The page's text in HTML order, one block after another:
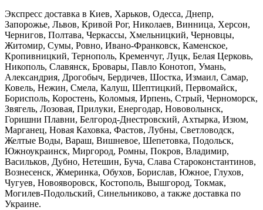
Экспресс доставка в Киев, Харьков, Одесса, Днепр,
Запорожье, Львов, Кривой Рог, Николаев, Винница, Херсон,
Чернигов, Полтава, Черкассы, Хмельницкий, Черновцы,
Житомир, Сумы, Ровно, Ивано-Франковск, Каменское,
Кропивницкий, Тернополь, Кременчуг, Луцк, Белая Церковь,
Никополь, Славянск, Бровары, Павло Конотоп, Умань,
Александрия, Дрогобыч, Бердичев, Шостка, Измаил, Самар,
Ковель, Нежин, Смела, Калуш, Шептицкий, Первомайск,
Борисполь, Коростень, Коломыя, Ирпень, Стрый, Черноморск,
Звягель, Лозовая, Прилуки, Енергодар, Нововолынск,
Горишни Плавни, Белгород-Днестровский, Ахтырка, Изюм,
Марганец, Новая Каховка, Фастов, Лубны, Светловодск,
Желтые Воды, Вараш, Вишневое, Шепетовка, Подольск,
Южноукраинск, Миргород, Ромны, Покров, Владимир,
Васильков, Дубно, Нетешин, Буча, Слава Староконстантинов,
Вознесенск, Жмеринка, Обухов, Борислав, Южное, Глухов,
Чугуев, Новояворовск, Костополь, Вышгород, Токмак,
Могилев-Подольский, Синельниково, а также доставка по
Украине.